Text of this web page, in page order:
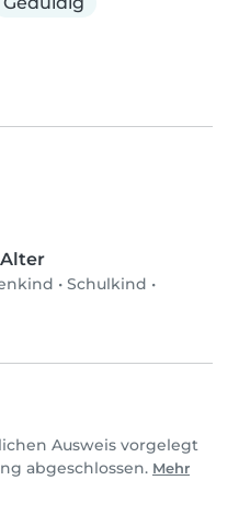
• Schulkind •
Ausweis vorgelegt
abgeschlossen. Mehr